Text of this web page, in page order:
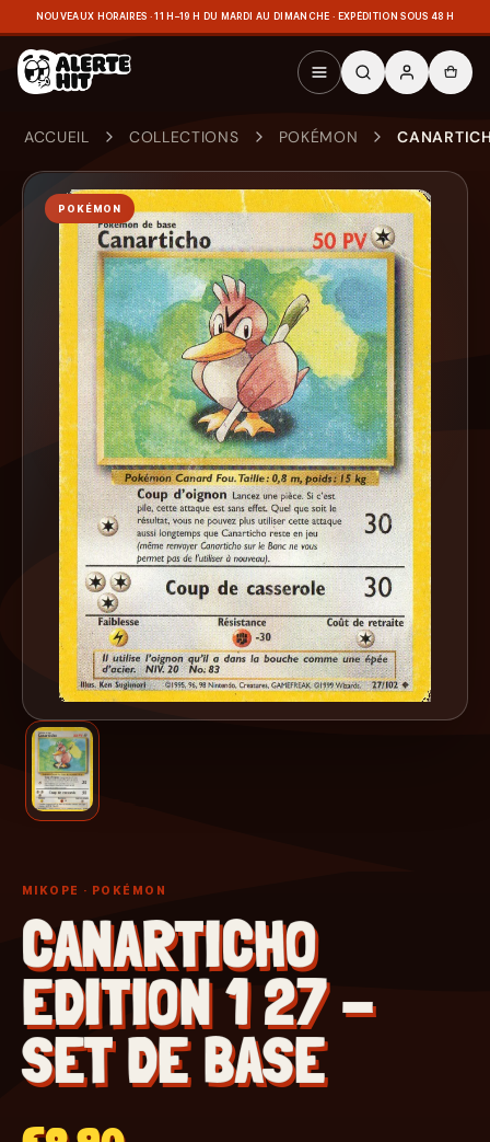
NOUVEAUX HORAIRES · 11 H–19 H DU MARDI AU DIMANCHE · EXPÉDITION SOUS 48 H
ACCUEIL COLLECTIONS POKÉMON
POKÉMON
MIKOPE · POKÉMON
CANARTICHO
EDITION 1 27 -
SET DE BASE